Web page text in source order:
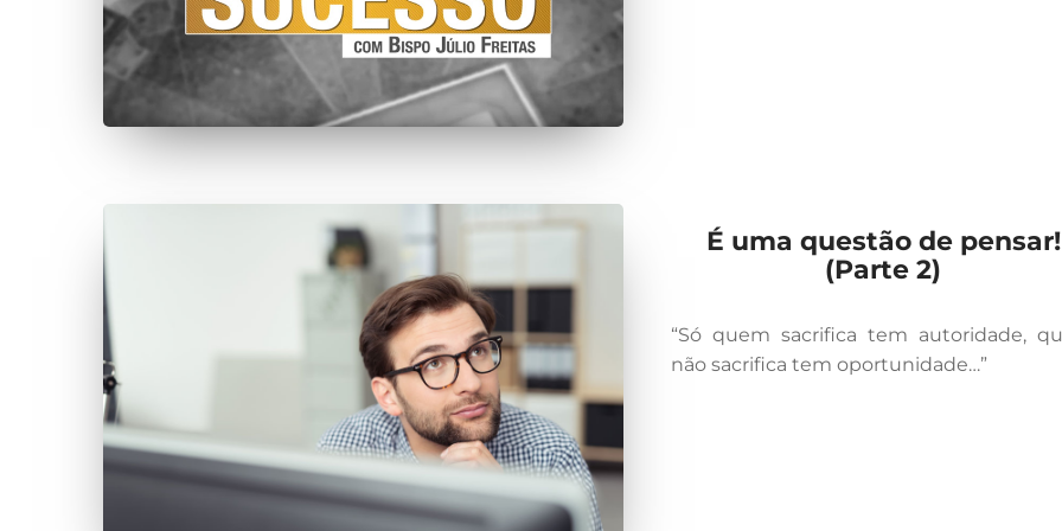
É uma questão de pensar!
(Parte 2)
“Só quem sacrifica tem autoridade,
não sacrifica tem oportunidade…”